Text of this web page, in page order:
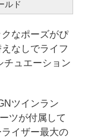
ルド
なポーズがぴ
なしでライフ
チュエーション
ツインラン
ツが付属して
イザー最大の